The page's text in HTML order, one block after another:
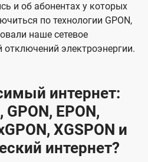
и об абонентах у которых
по технологии GPON,
наше сетевое
отключений электроэнергии.
интернет:
EPON,
XGSPON и
интернет?